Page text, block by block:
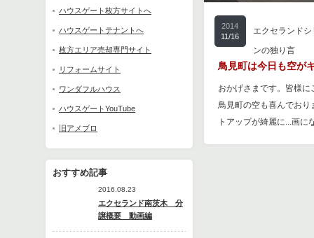
ハウスゲート枚方サイトへ
ハウスゲートテナントへ
枚方エリア売却専門サイト
リフォームサイト
ワンダフルハウス
ハウスゲートYouTube
旧アメブロ
おすすめ記事
2016.08.23
エクセランド南茨木 分
譲概要 動画編
2014
11/16
エクセランドシ
ンの独り言
鳥見町は今日も空が
おかげさまです。皆様
鳥見町の空も喜んでおり
トアップが綺麗に...画